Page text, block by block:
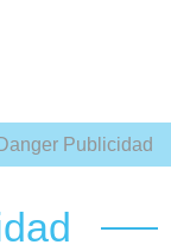
Danger Publicidad